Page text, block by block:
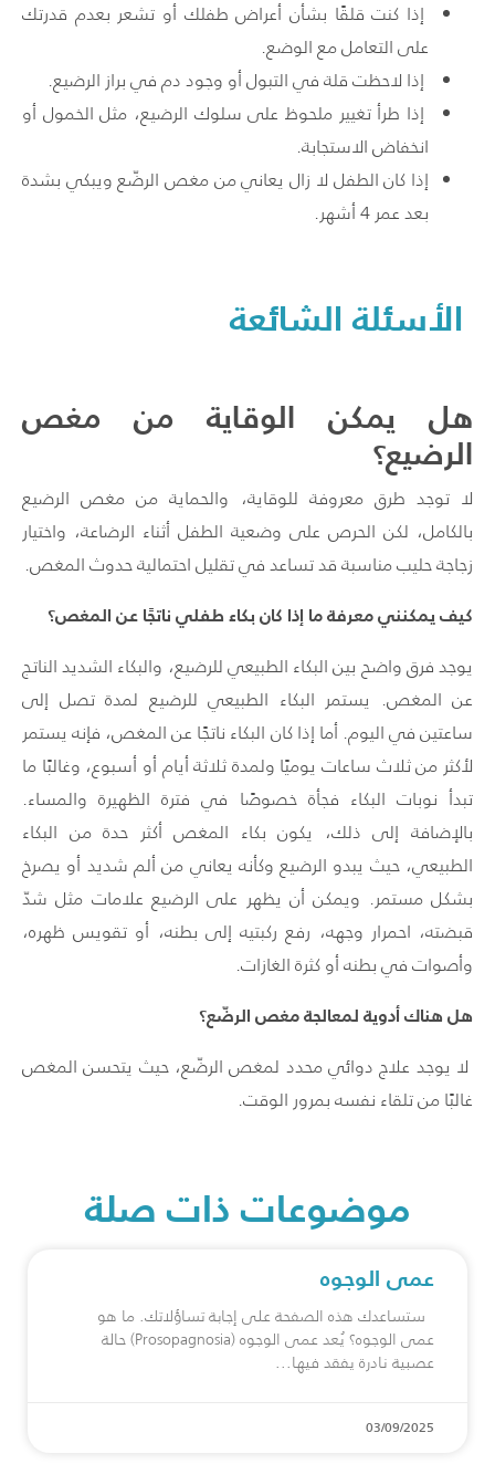
إذا كنت قلقًا بشأن أعراض طفلك أو تشعر بعدم قدرتك
على التعامل مع الوضع.
إذا لاحظت قلة في التبول أو وجود دم في براز الرضيع.
إذا طرأ تغيير ملحوظ على سلوك الرضيع، مثل الخمول أو
انخفاض الاستجابة.
إذا كان الطفل لا زال يعاني من مغص الرضّع ويبكي بشدة
بعد عمر 4 أشهر.
الأسئلة الشائعة
هل يمكن الوقاية من مغص
الرضيع؟
لا توجد طرق معروفة للوقاية، والحماية من مغص الرضيع
بالكامل، لكن الحرص على وضعية الطفل أثناء الرضاعة، واختيار
زجاجة حليب مناسبة قد تساعد في تقليل احتمالية حدوث المغص.
كيف يمكنني معرفة ما إذا كان بكاء طفلي ناتجًا عن المغص؟
يوجد فرق واضح بين البكاء الطبيعي للرضيع، والبكاء الشديد الناتج
عن المغص. يستمر البكاء الطبيعي للرضيع لمدة تصل إلى
ساعتين في اليوم. أما إذا كان البكاء ناتجًا عن المغص، فإنه يستمر
لأكثر من ثلاث ساعات يوميًا ولمدة ثلاثة أيام أو أسبوع، وغالبًا ما
تبدأ نوبات البكاء فجأة خصوصًا في فترة الظهيرة والمساء.
بالإضافة إلى ذلك، يكون بكاء المغص أكثر حدة من البكاء
الطبيعي، حيث يبدو الرضيع وكأنه يعاني من ألم شديد أو يصرخ
بشكل مستمر. ويمكن أن يظهر على الرضيع علامات مثل شدّ
قبضته، احمرار وجهه، رفع ركبتيه إلى بطنه، أو تقويس ظهره،
وأصوات في بطنه أو كثرة الغازات.
هل هناك أدوية لمعالجة مغص الرضّع؟
لا يوجد علاج دوائي محدد لمغص الرضّع، حيث يتحسن المغص
غالبًا من تلقاء نفسه بمرور الوقت.
موضوعات ذات صلة
عمى الوجوه
ستساعدك هذه الصفحة على إجابة تساؤلاتك. ما هو
عمى الوجوه؟ يُعد عمى الوجوه (Prosopagnosia) حالة
عصبية نادرة يفقد فيها
03/09/2025